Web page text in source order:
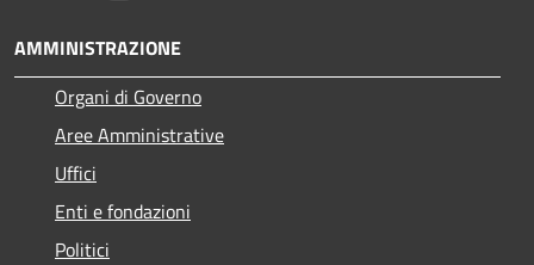
AMMINISTRAZIONE
Organi di Governo
Aree Amministrative
Uffici
Enti e fondazioni
Politici